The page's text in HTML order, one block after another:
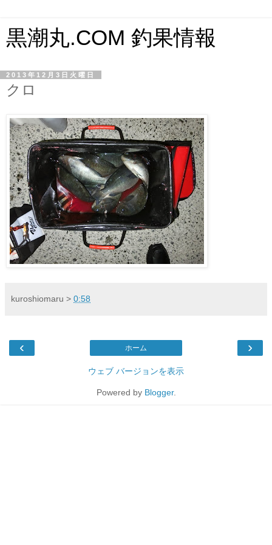
黒潮丸.COM 釣果情報
2013年12月3日火曜日
クロ
kuroshiomaru > 0:58
‹ ›
ホーム
ウェブ バージョンを表示
Powered by Blogger.